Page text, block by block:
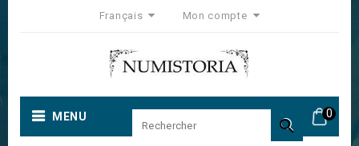
Français Mon compte
0
MENU 